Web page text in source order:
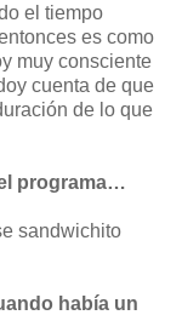
el tiempo
es como
muy consciente
cuenta de que
de lo que
programa…
sandwichito
había un